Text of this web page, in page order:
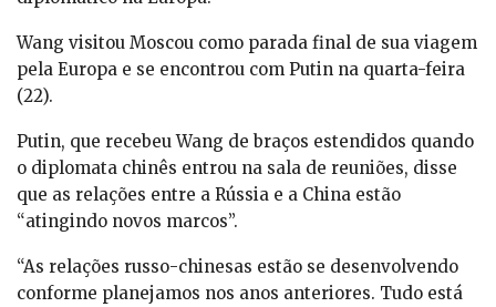
Wang visitou Moscou como parada final de sua viagem
pela Europa e se encontrou com Putin na quarta-feira
(22).
Putin, que recebeu Wang de braços estendidos quando
o diplomata chinês entrou na sala de reuniões, disse
que as relações entre a Rússia e a China estão
“atingindo novos marcos”.
“As relações russo-chinesas estão se desenvolvendo
conforme planejamos nos anos anteriores. Tudo está